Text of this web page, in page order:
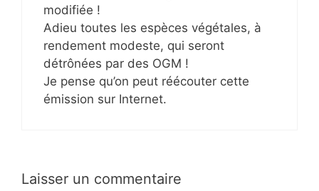
modifiée !
Adieu toutes les espèces végétales, à
rendement modeste, qui seront
détrônées par des OGM !
Je pense qu’on peut réécouter cette
émission sur Internet.
Laisser un commentaire